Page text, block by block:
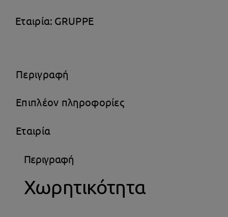
Εταιρία: GRUPPE
Περιγραφή
Επιπλέον πληροφορίες
Εταιρία
Περιγραφή
Χωρητικότητα